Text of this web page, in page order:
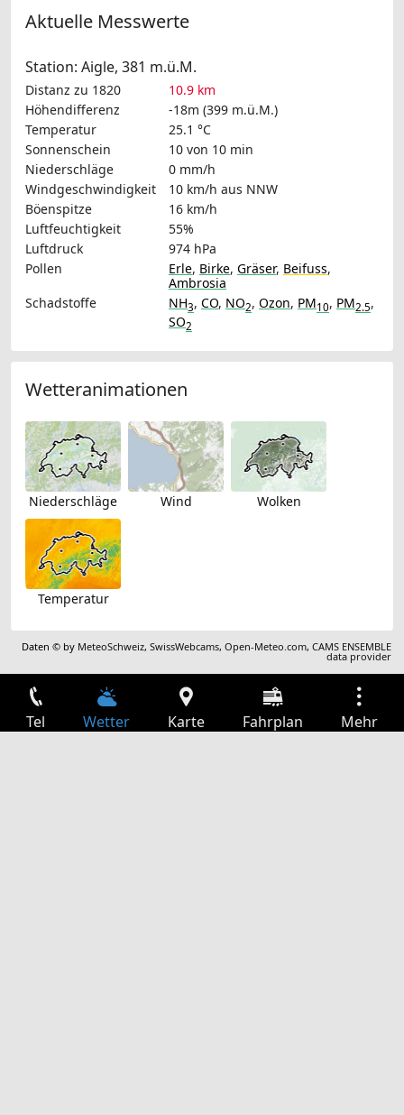
Aktuelle Messwerte
Station: Aigle, 381 m.ü.M.
Distanz zu 1820
10.9 km
Höhendifferenz
-18m (399 m.ü.M.)
Temperatur
25.1 °C
Sonnenschein
10 von 10 min
Niederschläge
0 mm/h
Windgeschwindigkeit
10 km/h aus NNW
Böenspitze
16 km/h
Luftfeuchtigkeit
55%
Luftdruck
974 hPa
Pollen
Erle, Birke, Gräser, Beifuss,
Ambrosia
Schadstoffe
NH3, CO, NO2, Ozon, PM10, PM2.5,
SO2
Wetteranimationen
Niederschläge Wind Wolken
Temperatur
Daten © by MeteoSchweiz,SwissWebcams,Open-Meteo.com,CAMS ENSEMBLE
data provider
Tel Wetter Karte Fahrplan Mehr